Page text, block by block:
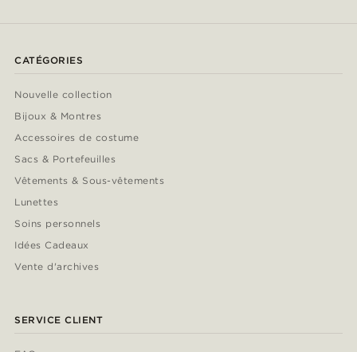
CATÉGORIES
Nouvelle collection
Bijoux & Montres
Accessoires de costume
Sacs & Portefeuilles
Vêtements & Sous-vêtements
Lunettes
Soins personnels
Idées Cadeaux
Vente d'archives
SERVICE CLIENT